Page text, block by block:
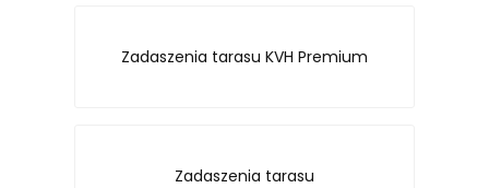
Zadaszenia tarasu KVH Premium
Zadaszenia tarasu